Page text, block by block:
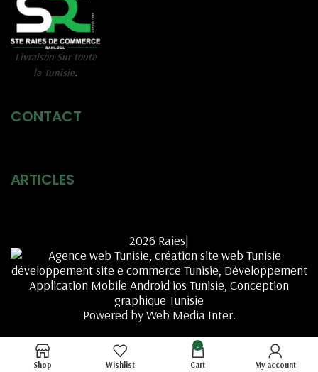
Livraison Sur toute
la Tunisie.
CONTACT
ARTICLES
2026 Raies|
Powered by Web Media Inter.
Shop Wishlist
0
Cart My account